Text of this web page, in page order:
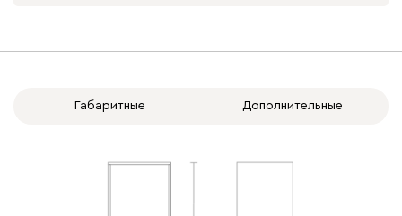
Габаритные Дополнительные